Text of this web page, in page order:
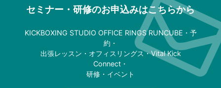
セミナー・研修のお申込みはこちらから
KICKBOXING STUDIO OFFICE RINGS RUNCUBE・予
約・
出張レッスン・オフィスリングス・Vital Kick
Connect・
研修・イベント